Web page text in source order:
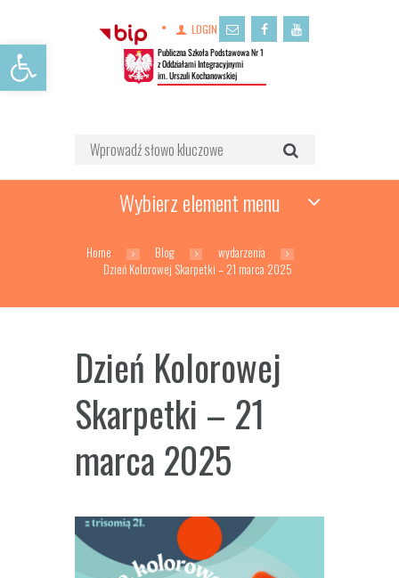
Open toolbar
LOGIN
Wybierz element menu
Home Blog
wydarzenia
Dzień Kolorowej Skarpetki – 21 marca 2025
Dzień Kolorowej
Skarpetki – 21
marca 2025